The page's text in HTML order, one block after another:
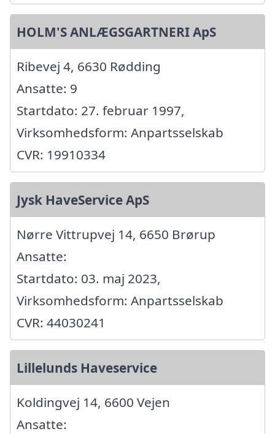
HOLM'S ANLÆGSGARTNERI ApS
Ribevej 4, 6630 Rødding
Ansatte: 9
Startdato: 27. februar 1997,
Virksomhedsform: Anpartsselskab
CVR: 19910334
Jysk HaveService ApS
Nørre Vittrupvej 14, 6650 Brørup
Ansatte:
Startdato: 03. maj 2023,
Virksomhedsform: Anpartsselskab
CVR: 44030241
Lillelunds Haveservice
Koldingvej 14, 6600 Vejen
Ansatte: